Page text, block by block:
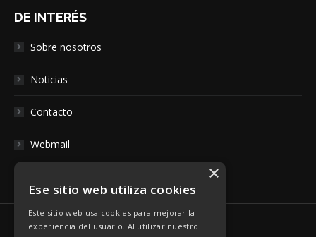
DE INTERÉS
Sobre nosotros
Noticias
Contacto
Webmail
×
Ese sitio web utiliza cookies
Este sitio web usa cookies para mejorar la
experiencia del usuario. Al utilizar nuestro